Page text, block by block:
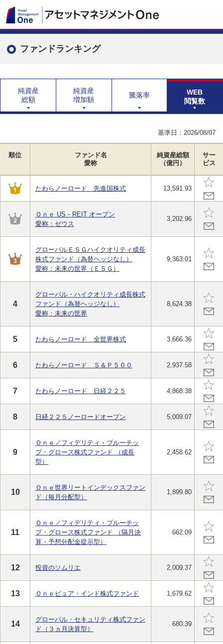
ファンドランキング
純資産
総額
純資産
増加額
騰落率
WEB
閲覧数
基準日： 2026/08/07
順位
ファンド名
愛称
純資産総額
（億円）
サー
ビス
たわらノーロード 先進国株式 13,591.93
Ｏｎｅ US－REIT オープン
愛称：ゼウス
3,202.96
グローバルＥＳＧハイクオリティ成長
株式ファンド（為替ヘッジなし）
愛称：未来の世界（ＥＳＧ）
9,363.01
4
グローバル・ハイクオリティ成長株式
ファンド（為替ヘッジなし）
愛称：未来の世界
8,624.38
5 たわらノーロード 全世界株式 3,666.36
6 たわらノーロード Ｓ＆Ｐ５００ 2,937.58
7 たわらノーロード 日経２２５ 4,868.38
8 日経２２５ノーロードオープン 5,009.07
9
Ｏｎｅ／フィデリティ・ブルーチッ
プ・グロース株式ファンド （成長
型）
2,458.62
10
Ｏｎｅ世界リートインデックスファン
ド（毎月分配型）
1,899.80
11
Ｏｎｅ／フィデリティ・ブルーチッ
プ・グロース株式ファンド （隔月決
算・予想分配金提示型）
662.09
12 投資のソムリエ 2,009.37
13 Ｏｎｅピュア・インド株式ファンド 1,679.62
14
グローバル・セキュリティ株式ファン
ド（３ヵ月決算型）
680.39